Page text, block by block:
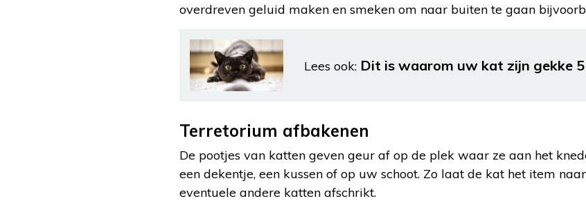
overdreven geluid maken en smeken om naar buiten te gaan
Lees ook: Dit is waarom uw kat zijn gekke
Terretorium afbakenen
De pootjes van katten geven geur af op de plek waar ze aan het
een dekentje, een kussen of op uw schoot. Zo laat de kat het item
eventuele andere katten afschrikt.